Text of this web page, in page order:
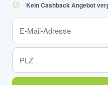
Kein Cashback Angebot